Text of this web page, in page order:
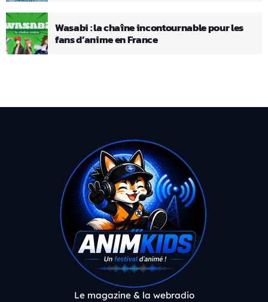
Wasabi : la chaîne incontournable pour les
fans d’anime en France
Le magazine & la webradio